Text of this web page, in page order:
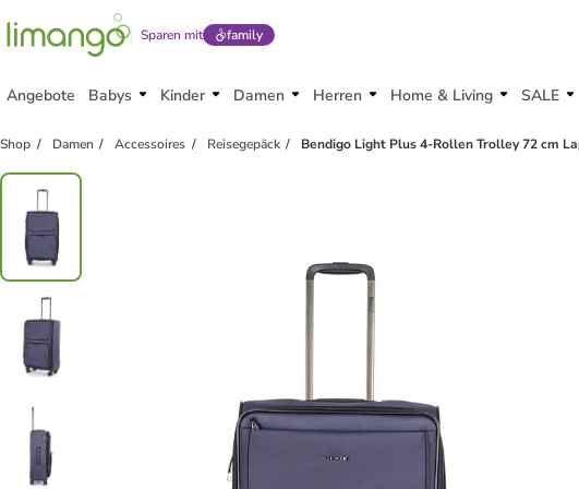
Sparen mit family
Angebote Babys Kinder Damen Herren Home & Living SALE
Shop Damen Accessoires Reisegepäck Bendigo Light Plus 4-Rollen Trolley 72 cm